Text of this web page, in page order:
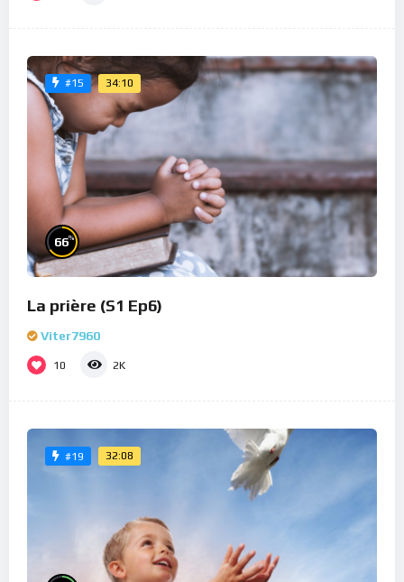
#15 34:10
66%
La prière (S1 Ep6)
Viter7960
10 2K
#19 32:08